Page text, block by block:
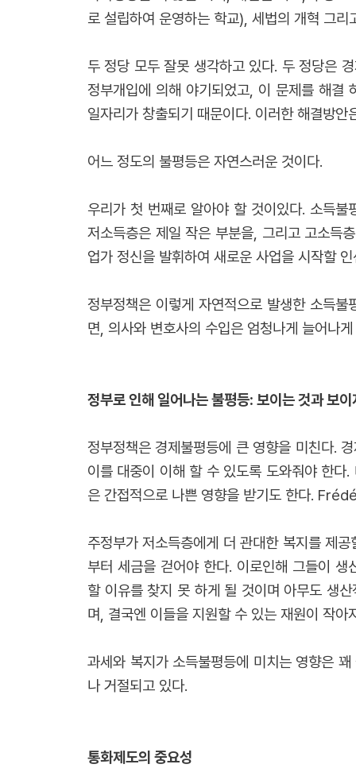
로 설립하여 운영하는 학교), 세법의 개혁 그
두 정당 모두 잘못 생각하고 있다. 두 정당은
정부개입에 의해 야기되었고, 이 문제를 해결
일자리가 창출되기 때문이다. 이러한 해결방
어느 정도의 불평등은 자연스러운 것이다.
우리가 첫 번째로 알아야 할 것이있다. 소득
저소득층은 제일 작은 부분을, 그리고 고소득
업가 정신을 발휘하여 새로운 사업을 시작할
정부정책은 이렇게 자연적으로 발생한 소득
면, 의사와 변호사의 수입은 엄청나게 늘어나
정부로 인해 일어나는 불평등: 보이는 것과 보
정부정책은 경제불평등에 큰 영향을 미친다.
이를 대중이 이해 할 수 있도록 도와줘야 한다
은 간접적으로 나쁜 영향을 받기도 한다.
주정부가 저소득층에게 더 관대한 복지를 제
부터 세금을 걷어야 한다. 이로인해 그들이 생
할 이유를 찾지 못 하게 될 것이며 아무도 생
며, 결국엔 이들을 지원할 수 있는 재원이 작아
과세와 복지가 소득불평등에 미치는 영향은
나 거절되고 있다.
통화제도의 중요성